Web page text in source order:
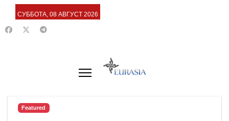
СУББОТА, 08 АВГУСТ 2026
Featured